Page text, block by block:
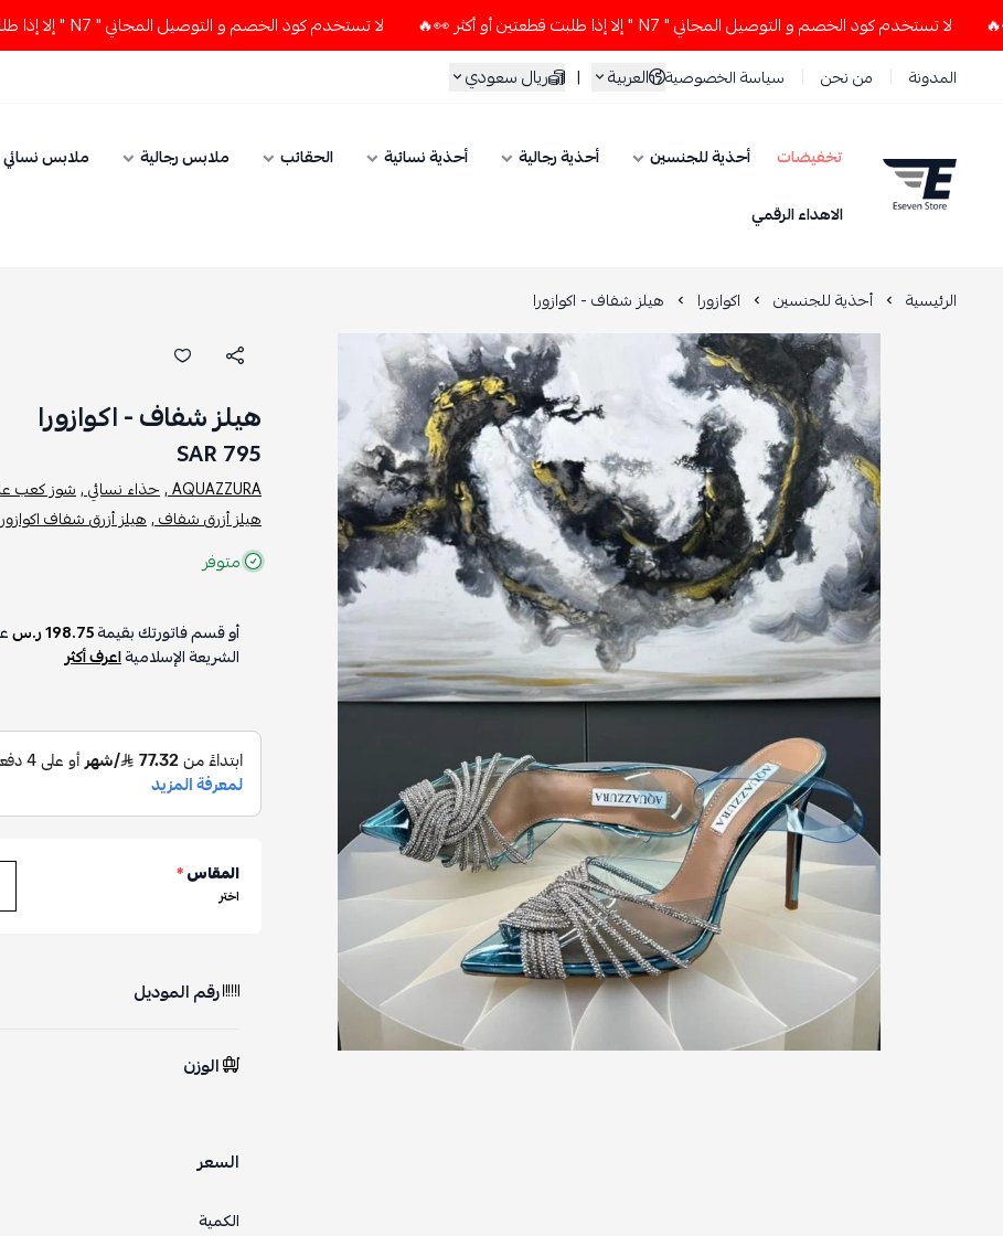
لا تستخدم كود الخصم و التوصيل المجاني " N7 " إلا إذا طلبت قطعتين أو أكثر 👀🔥 لا تستخدم كود الخصم و التوصيل المجاني " N7 " إلا إذا طلبت قطعتين أو أكثر 👀🔥
المدونة من نحن سياسة الخصوصية العربية | ريال سعودي
ESEVEN STORE
تخفيضات أحذية للجنسين أحذية رجالية أحذية نسائية الحقائب ملابس رجالية ملابس نسائي
الاهداء الرقمي
الرئيسية أحذية للجنسين اكوازورا هيلز شفاف - اكوازورا
هيلز شفاف - اكوازورا
795 SAR
AQUAZZURA , حذاء نسائي ,شوز كعب
هيلز أزرق شفاف ,هيلز أزرق شفاف
متوفر
أو قسم فاتورتك بقيمة198.75 ر.س
الشريعة الإسلاميةاعرف أكثر
المقاس*
اختر
رقم الموديل
الوزن
السعر
الكمية